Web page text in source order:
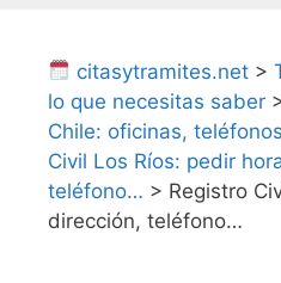
citasytramites.net >
lo que necesitas saber
Chile: oficinas,
Civil Los Ríos: pedir
teléfono… > Registro
dirección, teléfono…